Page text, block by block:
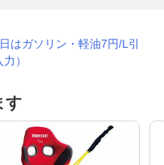
はガソリン・軽油7円/L引
）
す